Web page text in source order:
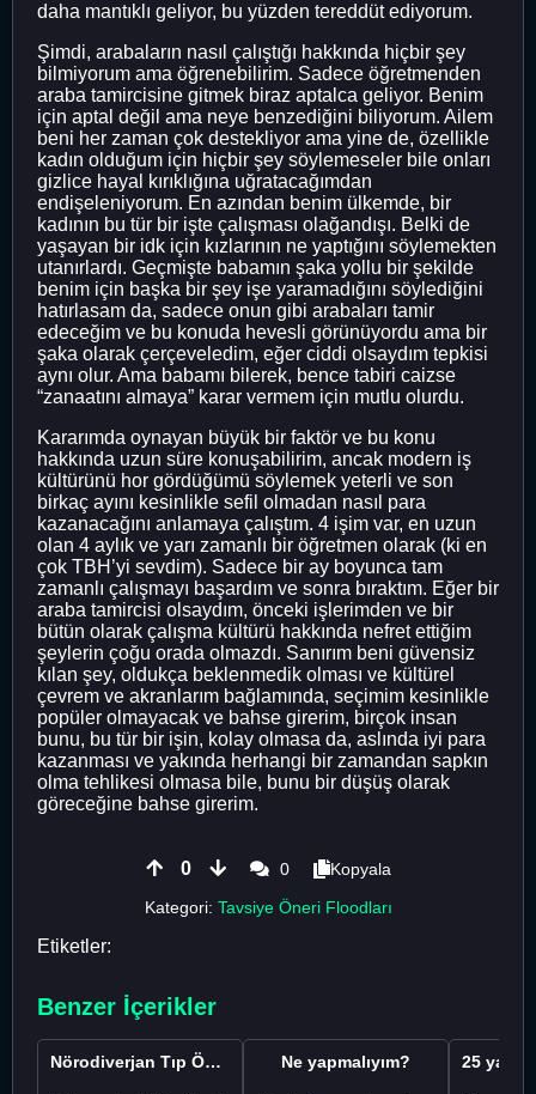
daha mantıklı geliyor, bu yüzden tereddüt ediyorum.
Şimdi, arabaların nasıl çalıştığı hakkında hiçbir şey
bilmiyorum ama öğrenebilirim. Sadece öğretmenden
araba tamircisine gitmek biraz aptalca geliyor. Benim
için aptal değil ama neye benzediğini biliyorum. Ailem
beni her zaman çok destekliyor ama yine de, özellikle
kadın olduğum için hiçbir şey söylemeseler bile onları
gizlice hayal kırıklığına uğratacağımdan
endişeleniyorum. En azından benim ülkemde, bir
kadının bu tür bir işte çalışması olağandışı. Belki de
yaşayan bir idk için kızlarının ne yaptığını söylemekten
utanırlardı. Geçmişte babamın şaka yollu bir şekilde
benim için başka bir şey işe yaramadığını söylediğini
hatırlasam da, sadece onun gibi arabaları tamir
edeceğim ve bu konuda hevesli görünüyordu ama bir
şaka olarak çerçeveledim, eğer ciddi olsaydım tepkisi
aynı olur. Ama babamı bilerek, bence tabiri caizse
“zanaatını almaya” karar vermem için mutlu olurdu.
Kararımda oynayan büyük bir faktör ve bu konu
hakkında uzun süre konuşabilirim, ancak modern iş
kültürünü hor gördüğümü söylemek yeterli ve son
birkaç ayını kesinlikle sefil olmadan nasıl para
kazanacağını anlamaya çalıştım. 4 işim var, en uzun
olan 4 aylık ve yarı zamanlı bir öğretmen olarak (ki en
çok TBH’yi sevdim). Sadece bir ay boyunca tam
zamanlı çalışmayı başardım ve sonra bıraktım. Eğer bir
araba tamircisi olsaydım, önceki işlerimden ve bir
bütün olarak çalışma kültürü hakkında nefret ettiğim
şeylerin çoğu orada olmazdı. Sanırım beni güvensiz
kılan şey, oldukça beklenmedik olması ve kültürel
çevrem ve akranlarım bağlamında, seçimim kesinlikle
popüler olmayacak ve bahse girerim, birçok insan
bunu, bu tür bir işin, kolay olmasa da, aslında iyi para
kazanması ve yakında herhangi bir zamandan sapkın
olma tehlikesi olmasa bile, bunu bir düşüş olarak
göreceğine bahse girerim.
0 0
Kopyala
Kategori: Tavsiye Öneri Floodları
Etiketler:
Benzer İçerikler
Nörodiverjan Tıp Öğrencisi Yeni Bir Yol Arıyor Ne yapmalıyım?